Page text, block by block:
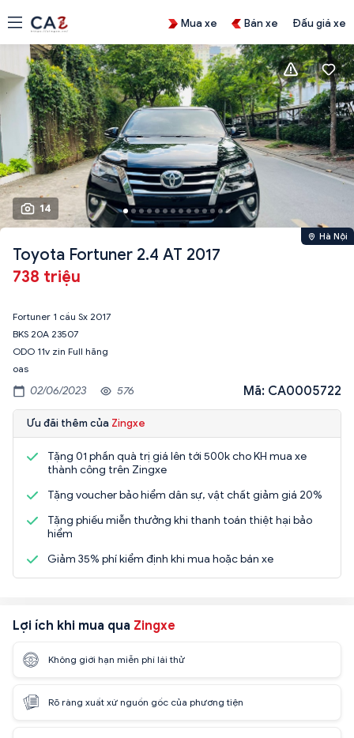
Mua xe Bán xe Đấu giá xe
14
Hà Nội
Toyota Fortuner 2.4 AT 2017
738 triệu
Fortuner 1 cầu Sx 2017
BKS 20A 23507
ODO 11v zin Full hãng
oas
02/06/2023 576 Mã: CA0005722
Ưu đãi thêm của Zingxe
Tặng 01 phần quà trị giá lên tới 500k cho KH mua xe
thành công trên Zingxe
Tặng voucher bảo hiểm dân sự, vật chất giảm giá 20%
Tặng phiếu miễn thưởng khi thanh toán thiệt hại bảo
hiểm
Giảm 35% phí kiểm định khi mua hoặc bán xe
Lợi ích khi mua qua Zingxe
Không giới hạn miễn phí lái thử
Rõ ràng xuất xứ nguồn gốc của phương tiện